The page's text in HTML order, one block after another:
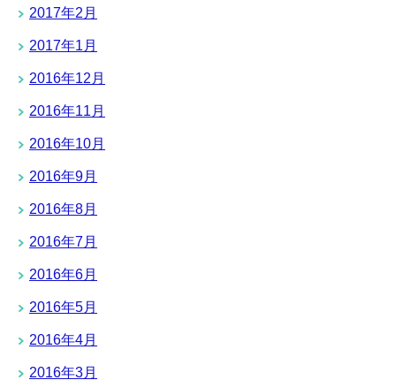
2017年2月
2017年1月
2016年12月
2016年11月
2016年10月
2016年9月
2016年8月
2016年7月
2016年6月
2016年5月
2016年4月
2016年3月